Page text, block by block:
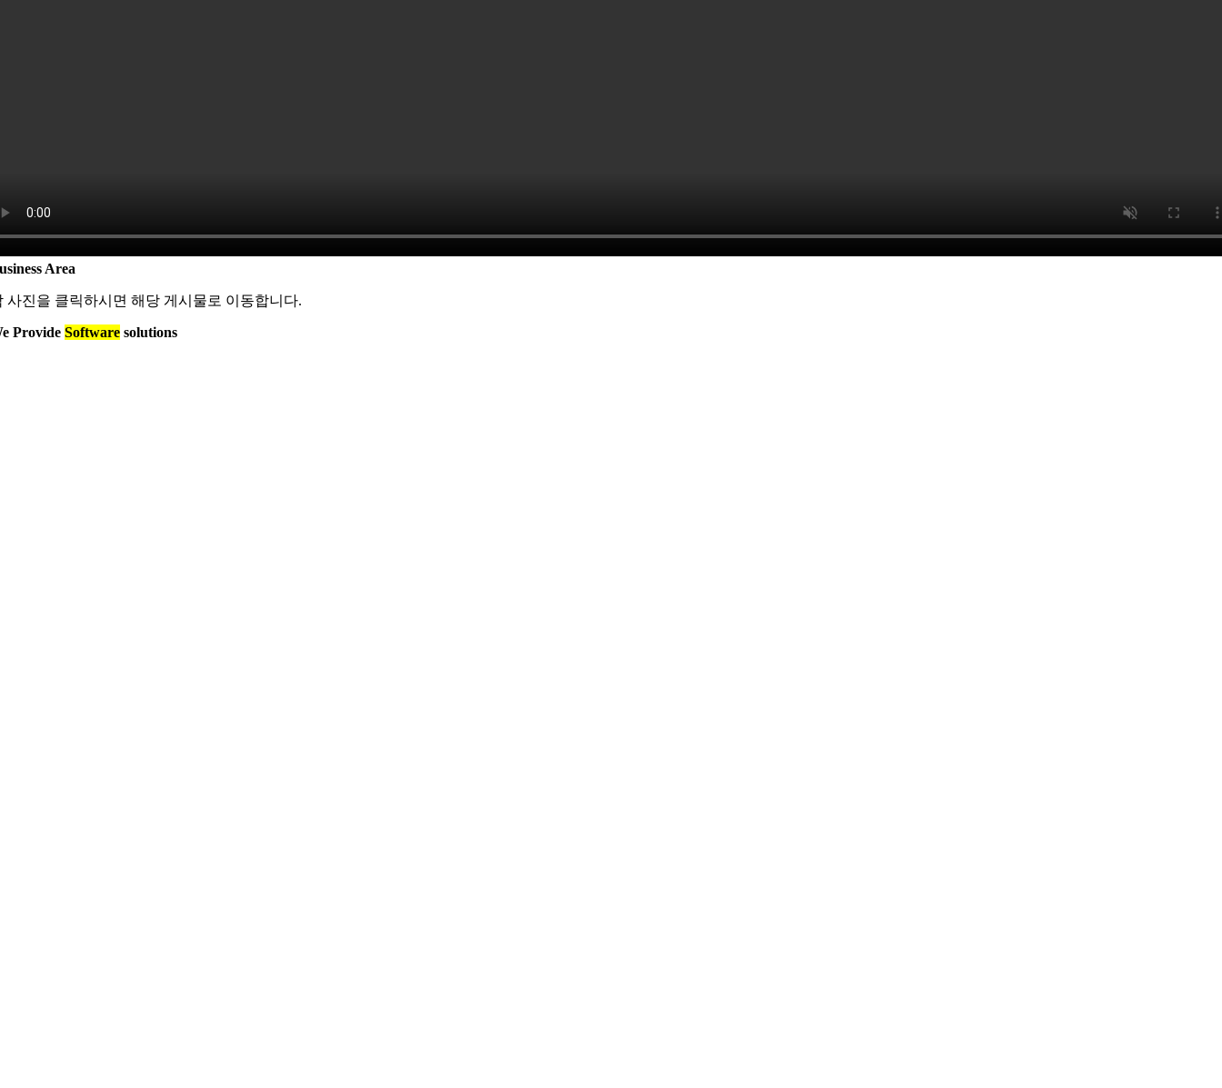
Area
사진을 클릭하시면 해당 게시물로 이동합니다.
Provide Software solutions